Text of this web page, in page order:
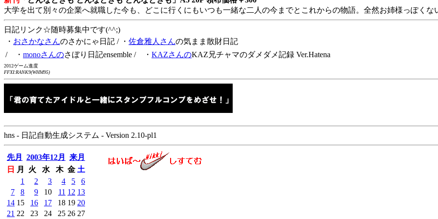
大学を出て別々の企業へ就職した今も、どこに行くにもいつも一緒な二人の今までとこれからの物語。全然お姉様っぽくな
日記リンク☆随時募集中です(^^;)
・ おさかなさんのさかにゃ日記 / ・ 佐倉雅人さんの気まま散財日記
/ ・ monoさんのさぼり日記ensemble / ・ KAZさんのKAZ兄チャマのダメダメ記録 Ver.Hatena
2012ゲーム進度
FFXI:RANK9(WHM95)
hns - 日記自動生成システム - Version 2.10-pl1
先月 2003年12月
来月
日
月 火 水 木 金 土
1
2 3 4 5
6
7
8 9 10 11 12 13
14 15 16 17 18 19 20
21 22 23 24 25 26 27